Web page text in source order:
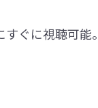
ぐに視聴可能。